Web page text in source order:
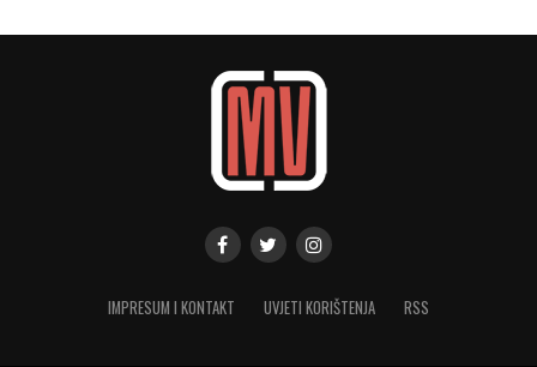
IMPRESUM I KONTAKT UVJETI KORIŠTENJA RSS